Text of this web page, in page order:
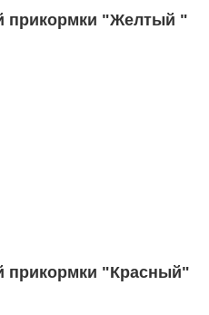
прикормки "Желтый "
прикормки "Красный"